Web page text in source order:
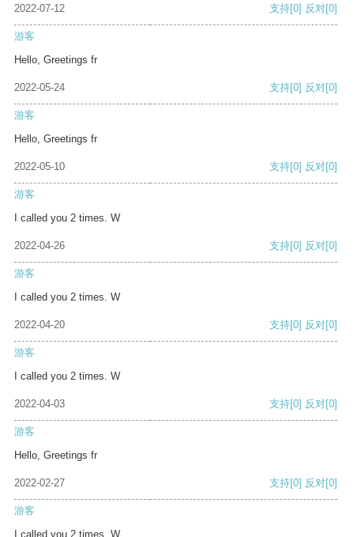
2022-07-12 支持[0] 反对[0]
游客
Hello, Greetings fr
2022-05-24 支持[0] 反对[0]
游客
Hello, Greetings fr
2022-05-10 支持[0] 反对[0]
游客
I called you 2 times. W
2022-04-26 支持[0] 反对[0]
游客
I called you 2 times. W
2022-04-20 支持[0] 反对[0]
游客
I called you 2 times. W
2022-04-03 支持[0] 反对[0]
游客
Hello, Greetings fr
2022-02-27 支持[0] 反对[0]
游客
I called you 2 times. W